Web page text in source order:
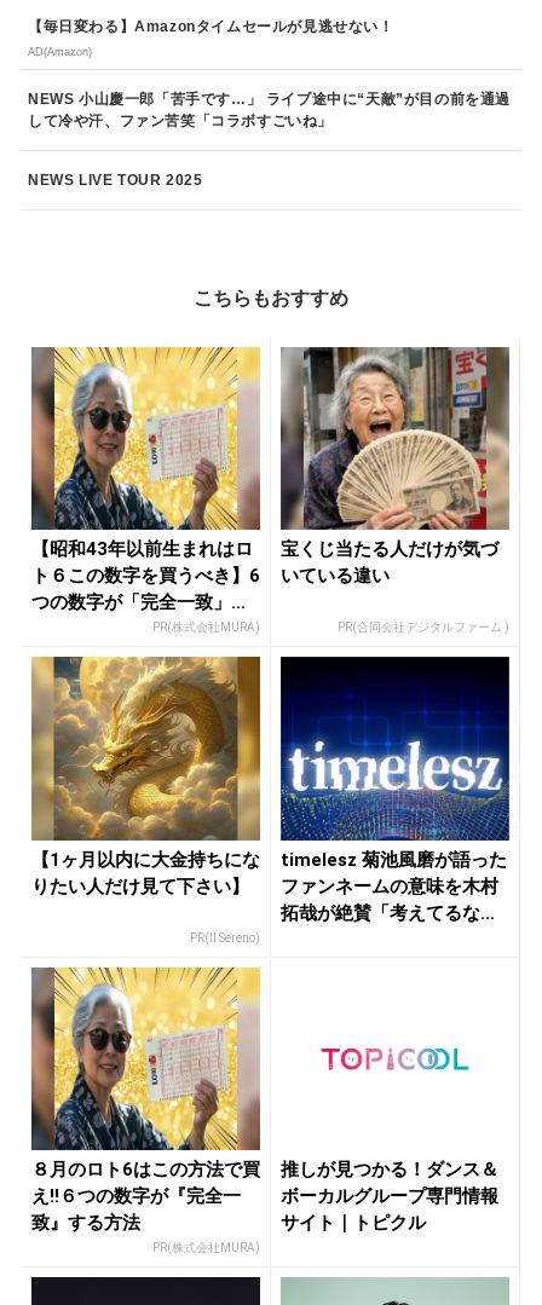
【毎日変わる】Amazonタイムセールが見逃せない！
AD(Amazon)
NEWS 小山慶一郎「苦手です…」 ライブ途中に“天敵”が目の前を通過
して冷や汗、ファン苦笑「コラボすごいね」
NEWS LIVE TOUR 2025
こちらもおすすめ
【昭和43年以前生まれはロ
ト６この数字を買うべき】6
つの数字が「完全一致」す
PR(株式会社MURA)
宝くじ当たる人だけが気づ
いている違い
PR(合同会社デジタルファーム )
【1ヶ月以内に大金持ちにな
りたい人だけ見て下さい】
PR(Il Sereno)
timelesz 菊池風磨が語った
ファンネームの意味を木村
拓哉が絶賛「考えてるな...
８月のロト6はこの方法で買
え!!６つの数字が『完全一
致』する方法
PR(株式会社MURA)
推しが見つかる！ダンス＆
ボーカルグループ専門情報
サイト｜トピクル